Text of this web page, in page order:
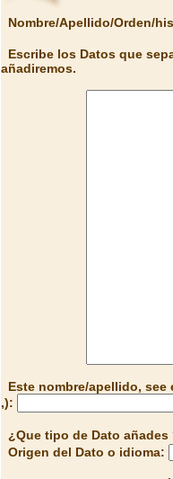
Nombre/Apellido/Orden/
Escribe los Datos que
añadiremos.
Este nombre/apellido,
,):
¿Que tipo de Dato añades
Origen del Dato o idioma: